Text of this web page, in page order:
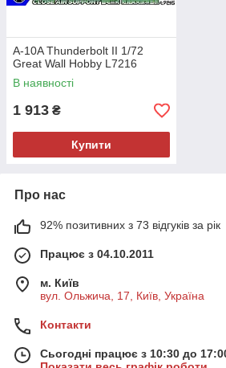
A-10A Thunderbolt II 1/72
Great Wall Hobby L7216
В наявності
1 913 ₴
Купити
Про нас
92% позитивних з 73 відгуків за рік
Працює з 04.10.2011
м. Київ
вул. Ольжича, 17, Київ, Україна
Контакти
Сьогодні працює з 10:30 до